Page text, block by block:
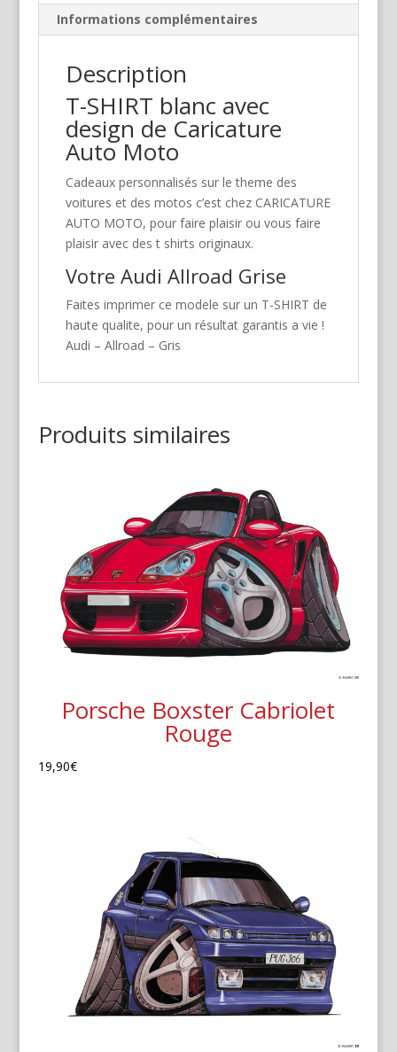
Informations complémentaires
Description
T-SHIRT blanc avec
design de Caricature
Auto Moto
Cadeaux personnalisés sur le theme des
voitures et des motos c’est chez CARICATURE
AUTO MOTO, pour faire plaisir ou vous faire
plaisir avec des t shirts originaux.
Votre Audi Allroad Grise
Faites imprimer ce modele sur un T-SHIRT de
haute qualite, pour un résultat garantis a vie !
Audi – Allroad – Gris
Produits similaires
Porsche Boxster Cabriolet
Rouge
19,90€